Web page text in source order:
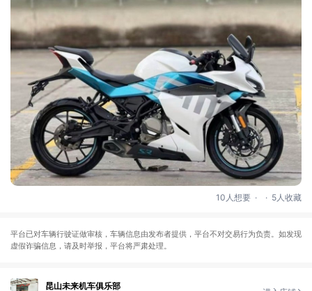
10人想要 . . 5人收藏
平台已对车辆行驶证做审核，车辆信息由发布者提供，平台不对交易行为负责。如发现
虚假诈骗信息，请及时举报，平台将严肃处理。
昆山未来机车俱乐部